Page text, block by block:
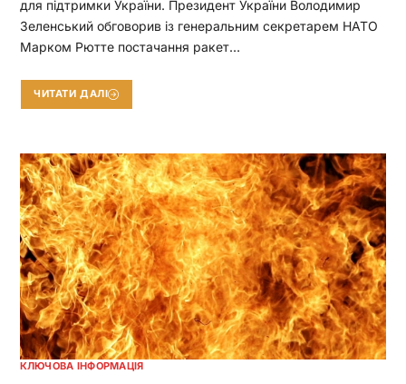
для підтримки України. Президент України Володимир
Зеленський обговорив із генеральним секретарем НАТО
Марком Рютте постачання ракет…
ЧИТАТИ ДАЛІ
КЛЮЧОВА ІНФОРМАЦІЯ